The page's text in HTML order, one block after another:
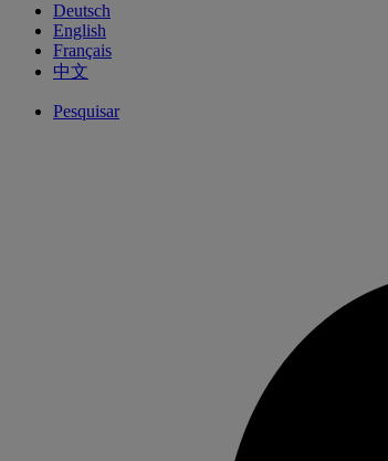
Deutsch
English
Français
中文
Pesquisar